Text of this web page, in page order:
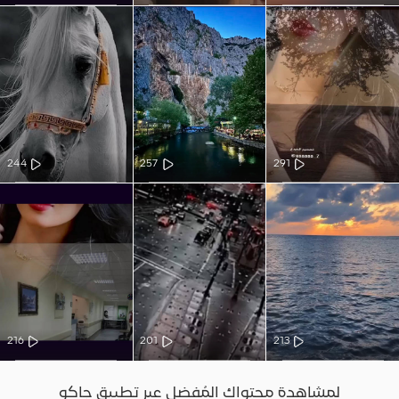
291
257
244
213
201
216
لمشاهدة محتواك المُفضل عبر تطبيق جاكو